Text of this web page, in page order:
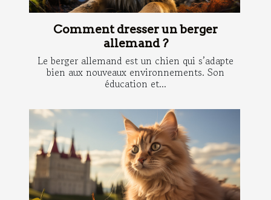
Comment dresser un berger
allemand ?
Le berger allemand est un chien qui s’adapte
bien aux nouveaux environnements. Son
éducation et...